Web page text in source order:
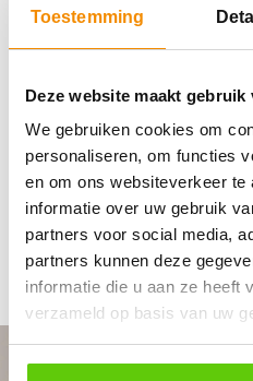
Toestemming
Deze website maakt gebruik
We gebruiken cookies om
personaliseren, om functies
en om ons websiteverkeer
informatie over uw gebruik
partners voor social media,
partners kunnen deze
informatie die u aan ze heeft
verzameld op basis van uw
vrijblijvend contact op
een offerte. Als je vragen
telefonisch contact met
ons ook bereiken op
399798. Wij verzorgen
kerstfeest.